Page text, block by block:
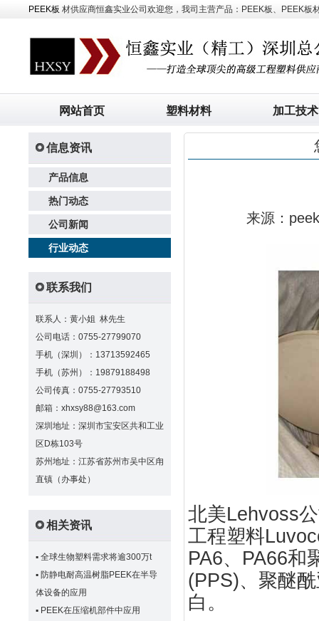
PEEK板 材供应商恒鑫实业公司欢迎您，我司主营产品：PEEK板、PEEK板
网站首页 塑料材料 加工技术
信息资讯
产品信息
热门动态
公司新闻
行业动态
联系我们
联系人：黄小姐 林先生
公司电话：0755-27799070
手机（深圳）：13713592465
手机（苏州）：19879188498
公司传真：0755-27793510
邮箱：xhxsy88@163.com
深圳地址：深圳市宝安区共和工业
区D栋103号
苏州地址：江苏省苏州市吴中区甪
直镇（办事处）
相关资讯
▪ 全球生物塑料需求将逾300万t
▪ 防静电耐高温树脂PEEK在半导
体设备的应用
▪ PEEK在压缩机部件中应用
来源：
北美Lehvoss
工程塑料
PA6、PA66和
(PPS)、聚醚
白。